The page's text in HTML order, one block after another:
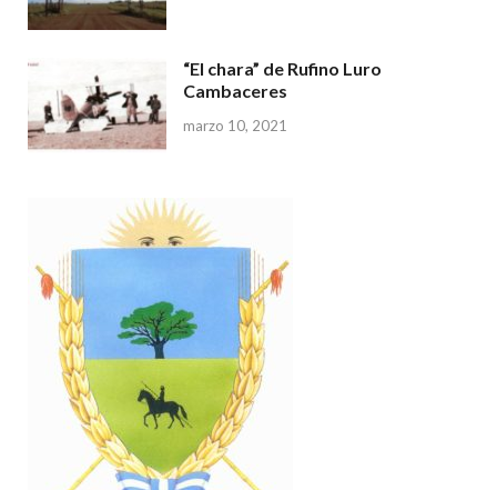
“El chara” de Rufino Luro
Cambaceres
marzo 10, 2021